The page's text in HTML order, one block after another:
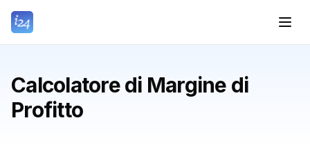
Calcolatore di Margine di
Profitto